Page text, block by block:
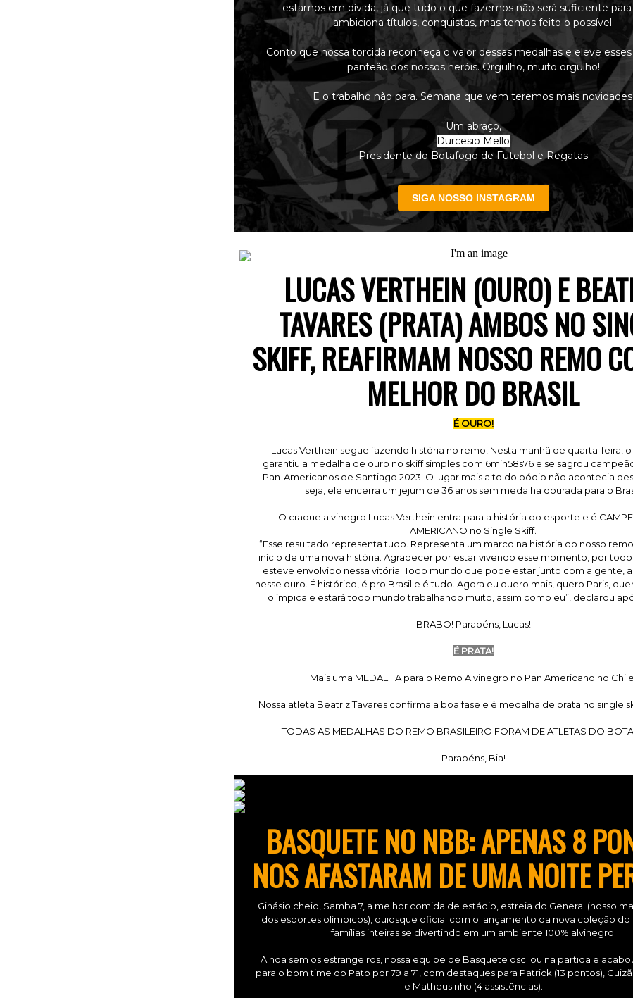
estamos em dívida, já que tudo o que fazemos não será suficiente
ambiciona títulos, conquistas, mas temos feito o possível.
Conto que nossa torcida reconheça o valor dessas medalhas e eleve
panteão dos nossos heróis. Orgulho, muito orgulho!
E o trabalho não para. Semana que vem teremos mais novidades!
Um abraço,
Durcesio Mello
Presidente do Botafogo de Futebol e Regatas
SIGA NOSSO INSTAGRAM
LUCAS VERTHEIN (OURO) E
TAVARES (PRATA) AMBOS NO
SKIFF, REAFIRMAM NOSSO REMO
MELHOR DO BRASIL
É OURO!
Lucas Verthein segue fazendo história no remo! Nesta manhã de quarta-feira,
garantiu a medalha de ouro no skiff simples com 6min58s76 e se sagrou
Pan-Americanos de Santiago 2023. O lugar mais alto do pódio não acontecia
seja, ele encerra um jejum de 36 anos sem medalha dourada para o
O craque alvinegro Lucas Verthein entra para a história do esporte e é
AMERICANO no Single Skiff.
“Esse resultado representa tudo. Representa um marco na história do nosso
início de uma nova história. Agradecer por estar vivendo esse momento, por
esteve envolvido nessa vitória. Todo mundo que pode estar junto com a gente,
nesse ouro. É histórico, é pro Brasil e é tudo. Agora eu quero mais, quero Paris,
olímpica e estará todo mundo trabalhando muito, assim como eu”, declarou
BRABO! Parabéns, Lucas!
É PRATA!
Mais uma MEDALHA para o Remo Alvinegro no Pan Americano no
Nossa atleta Beatriz Tavares confirma a boa fase e é medalha de prata no single
TODAS AS MEDALHAS DO REMO BRASILEIRO FORAM DE ATLETAS DO
Parabéns, Bia!
BASQUETE NO NBB: APENAS 8
NOS AFASTARAM DE UMA NOITE
Ginásio cheio, Samba 7, a melhor comida de estádio, estreia do General (nosso
dos esportes olímpicos), quiosque oficial com o lançamento da nova coleção do
famílias inteiras se divertindo em um ambiente 100% alvinegro.
Ainda sem os estrangeiros, nossa equipe de Basquete oscilou na partida e
para o bom time do Pato por 79 a 71, com destaques para Patrick (13 pontos),
e Matheusinho (4 assistências).